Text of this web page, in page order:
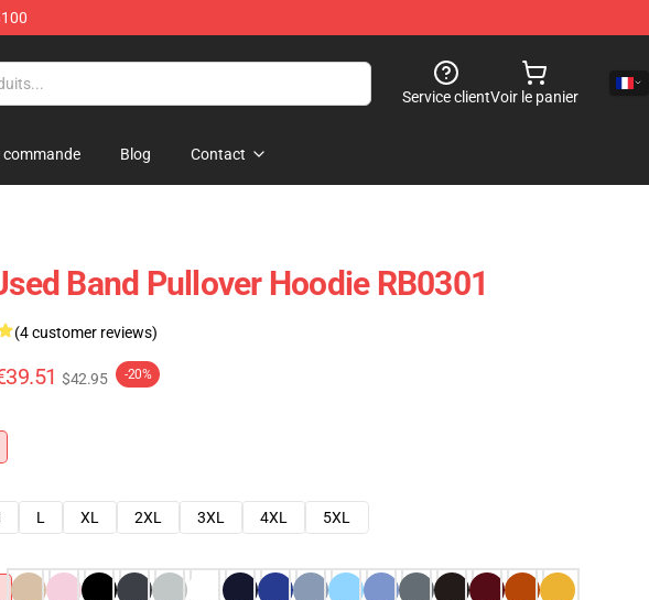
Service clientVoir le panier
commande Blog Contact
Band Pullover Hoodie RB0301
(4 customer reviews)
$42.95 -20%
L XL 2XL 3XL 4XL
5XL